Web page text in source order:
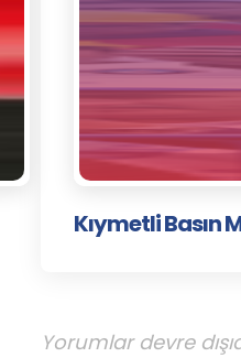
Kıymetli Basın
Yorumlar devre